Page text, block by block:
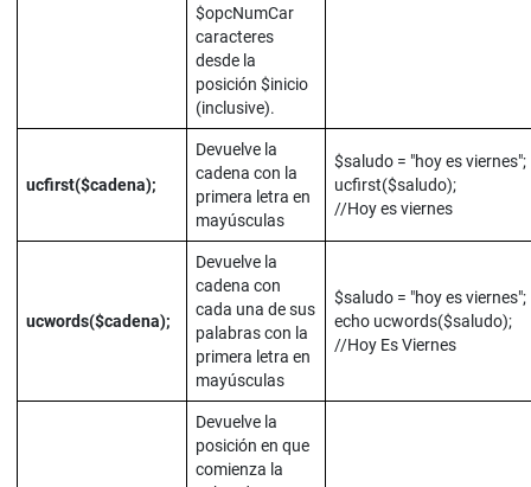
$opcNumCar
caracteres
desde la
posición $inicio
(inclusive).
ucfirst($cadena);
Devuelve la
cadena con la
primera letra en
mayúsculas
$saludo = "hoy es viernes";
ucfirst($saludo);
//Hoy es viernes
ucwords($cadena);
Devuelve la
cadena con
cada una de sus
palabras con la
primera letra en
mayúsculas
$saludo = "hoy es viernes";
echo ucwords($saludo);
//Hoy Es Viernes
Devuelve la
posición en que
comienza la